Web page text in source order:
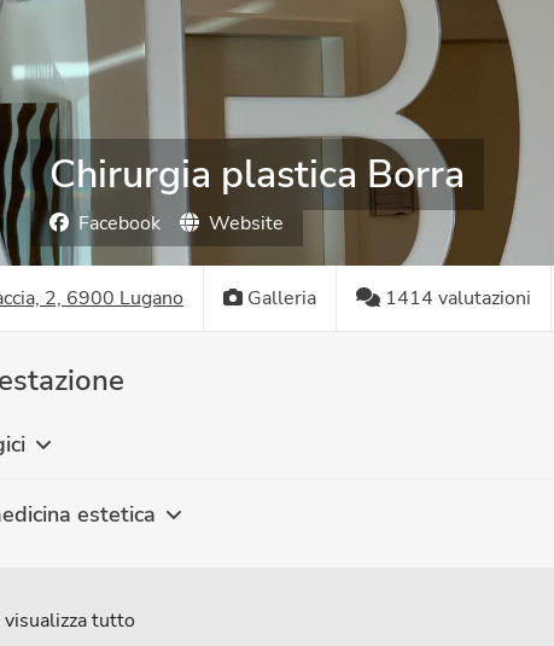
Chirurgia plastica Borra
Facebook Website
2, 6900 Lugano Galleria 1414 valutazioni
estetica
visualizza tutto